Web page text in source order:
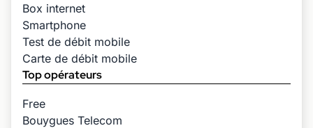
Box internet
Smartphone
Test de débit mobile
Carte de débit mobile
Top opérateurs
Free
Bouygues Telecom